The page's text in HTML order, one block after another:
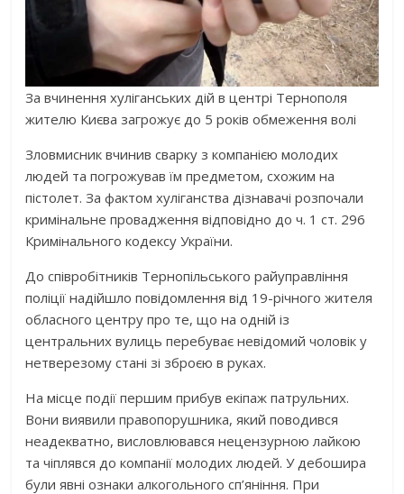
За вчинення хуліганських дій в центрі Тернополя
жителю Києва загрожує до 5 років обмеження волі
Зловмисник вчинив сварку з компанією молодих
людей та погрожував їм предметом, схожим на
пістолет. За фактом хуліганства дізнавачі розпочали
кримінальне провадження відповідно до ч. 1 ст. 296
Кримінального кодексу України.
До співробітників Тернопільського райуправління
поліції надійшло повідомлення від 19-річного жителя
обласного центру про те, що на одній із
центральних вулиць перебуває невідомий чоловік у
нетверезому стані зі зброєю в руках.
На місце події першим прибув екіпаж патрульних.
Вони виявили правопорушника, який поводився
неадекватно, висловлювався нецензурною лайкою
та чіплявся до компанії молодих людей. У дебошира
були явні ознаки алкогольного сп’яніння. При